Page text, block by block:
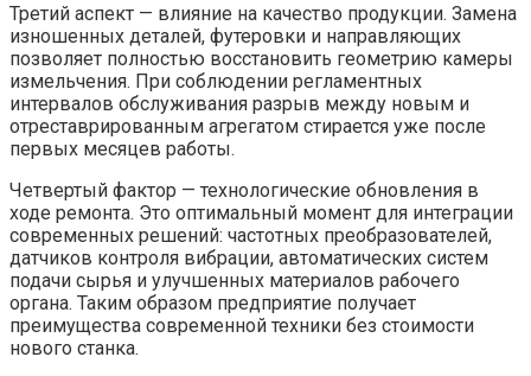
Третий аспект — влияние на качество продукции. Замена
изношенных деталей, футеровки и направляющих
позволяет полностью восстановить геометрию камеры
измельчения. При соблюдении регламентных
интервалов обслуживания разрыв между новым и
отреставрированным агрегатом стирается уже после
первых месяцев работы.
Четвертый фактор — технологические обновления в
ходе ремонта. Это оптимальный момент для интеграции
современных решений: частотных преобразователей,
датчиков контроля вибрации, автоматических систем
подачи сырья и улучшенных материалов рабочего
органа. Таким образом предприятие получает
преимущества современной техники без стоимости
нового станка.